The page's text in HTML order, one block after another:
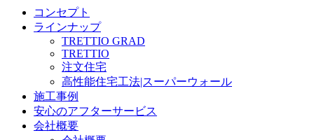
コンセプト
ラインナップ
TRETTIO GRAD
TRETTIO
注文住宅
高性能住宅工法|スーパーウォール
施工事例
安心のアフターサービス
会社概要